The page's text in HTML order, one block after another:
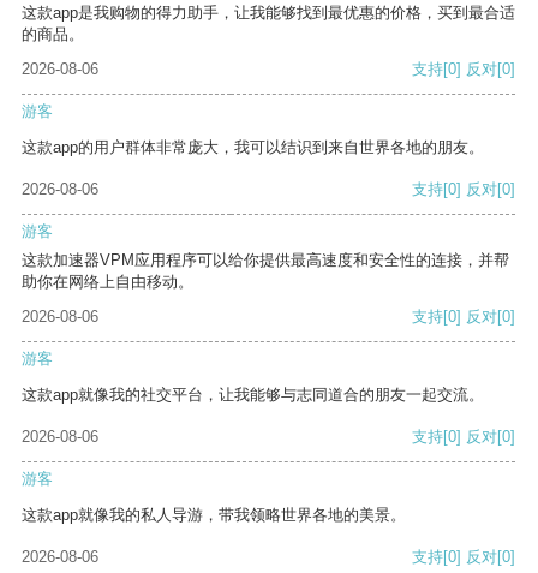
这款app是我购物的得力助手，让我能够找到最优惠的价格，买到最合适
的商品。
2026-08-06
支持[0] 反对[0]
游客
这款app的用户群体非常庞大，我可以结识到来自世界各地的朋友。
2026-08-06 支持[0] 反对[0]
游客
这款加速器VPM应用程序可以给你提供最高速度和安全性的连接，并帮
助你在网络上自由移动。
2026-08-06
支持[0] 反对[0]
游客
这款app就像我的社交平台，让我能够与志同道合的朋友一起交流。
2026-08-06 支持[0] 反对[0]
游客
这款app就像我的私人导游，带我领略世界各地的美景。
2026-08-06 支持[0] 反对[0]